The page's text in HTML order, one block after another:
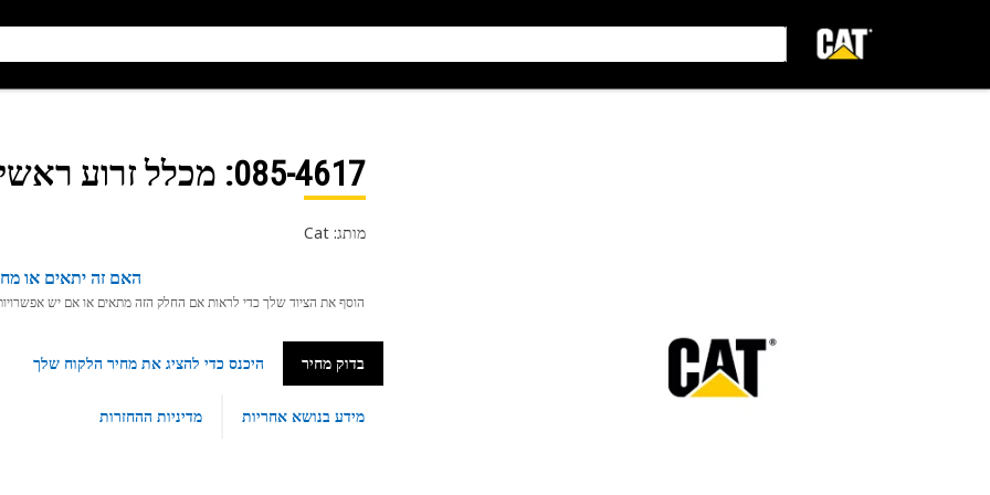
085-4617: מכלל זרוע
מותג: Cat
האם זה יתאים או
הוסף את הציוד שלך כדי לראות אם החלק הזה מתאים או אם יש אפשרויות
בדוק מחיר היכנס כדי להציג את מחיר הלקוח שלך
מידע בנושא אחריות מדיניות ההחזרות